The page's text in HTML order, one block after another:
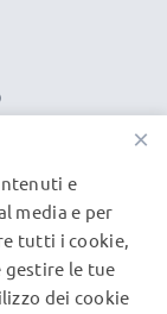
di
×
e
media e per
tutti i cookie,
gestire le tue
dei cookie